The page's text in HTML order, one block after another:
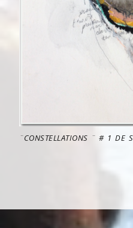
¨CONSTELLATIONS ¨ # 1 DE